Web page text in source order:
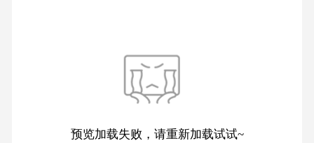
预览加载失败，请重新加载试试~